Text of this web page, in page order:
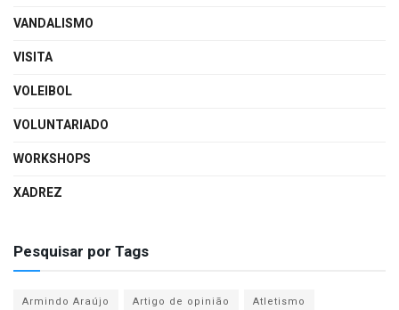
VANDALISMO
VISITA
VOLEIBOL
VOLUNTARIADO
WORKSHOPS
XADREZ
Pesquisar por Tags
Armindo Araújo Artigo de opinião
Atletismo